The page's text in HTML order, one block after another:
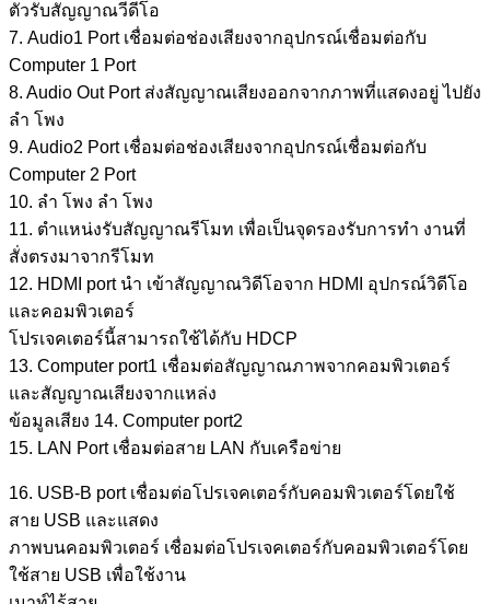
ตัวรับสัญญาณวีดีโอ
7. Audio1 Port เชื่อมต่อช่องเสียงจากอุปกรณ์เชื่อมต่อกับ
Computer 1 Port
8. Audio Out Port ส่งสัญญาณเสียงออกจากภาพที่แสดงอยู่ ไปยัง
ลำ โพง
9. Audio2 Port เชื่อมต่อช่องเสียงจากอุปกรณ์เชื่อมต่อกับ
Computer 2 Port
10. ลำ โพง ลำ โพง
11. ตำแหน่งรับสัญญาณรีโมท เพื่อเป็นจุดรองรับการทำ งานที่
สั่งตรงมาจากรีโมท
12. HDMI port นำ เข้าสัญญาณวิดีโอจาก HDMI อุปกรณ์วิดีโอ
และคอมพิวเตอร์
โปรเจคเตอร์นี้สามารถใช้ได้กับ HDCP
13. Computer port1 เชื่อมต่อสัญญาณภาพจากคอมพิวเตอร์
และสัญญาณเสียงจากแหล่ง
ข้อมูลเสียง 14. Computer port2
15. LAN Port เชื่อมต่อสาย LAN กับเครือข่าย
16. USB-B port เชื่อมต่อโปรเจคเตอร์กับคอมพิวเตอร์โดยใช้
สาย USB และแสดง
ภาพบนคอมพิวเตอร์ เชื่อมต่อโปรเจคเตอร์กับคอมพิวเตอร์โดย
ใช้สาย USB เพื่อใช้งาน